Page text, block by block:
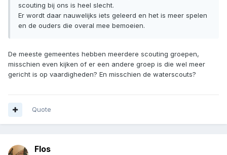
scouting bij ons is heel slecht.
Er wordt daar nauwelijks iets geleerd en het is meer spelen
en de ouders die overal mee bemoeien.
De meeste gemeentes hebben meerdere scouting groepen,
misschien even kijken of er een andere groep is die wel meer
gericht is op vaardigheden? En misschien de waterscouts?
Quote
Flos